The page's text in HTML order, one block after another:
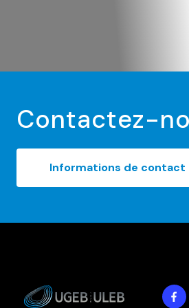
Contactez-
Informations de contact